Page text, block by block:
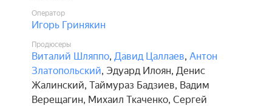
Оператор
Игорь Гринякин
Продюсеры
Виталий Шляппо, Давид Цаллаев, Антон
Златопольский, Эдуард Илоян, Денис
Жалинский, Таймураз Бадзиев, Вадим
Верещагин, Михаил Ткаченко, Сергей